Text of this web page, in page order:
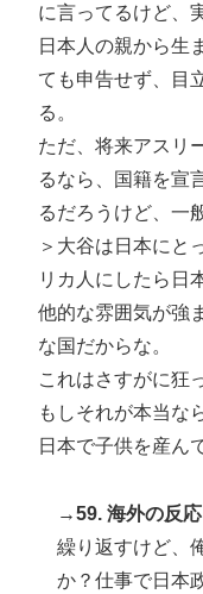
に言ってるけど、
日本人の親から生
ても申告せず、目
る。
ただ、将来アスリ
るなら、国籍を宣
るだろうけど、一
＞大谷は日本にと
リカ人にしたら日
他的な雰囲気が強
な国だからな。
これはさすがに狂
もしそれが本当な
日本で子供を産ん
→59. 海外の反応
繰り返すけど、
か？仕事で日本